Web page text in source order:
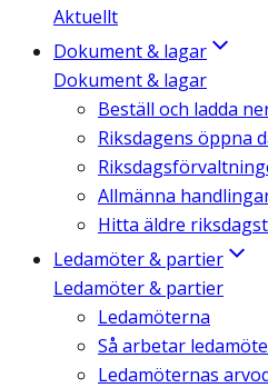
Aktuellt
Dokument & lagar
Dokument & lagar
Beställ och ladda
Riksdagens öppna
Allmänna
Hitta äldre
Ledamöter & partier
Ledamöter & partier
Ledamöterna
Så arbetar
Ledamöternas